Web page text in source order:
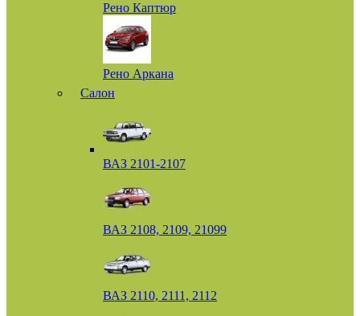
Рено Каптюр
Рено Аркана
Салон
ВАЗ 2101-2107
ВАЗ 2108, 2109, 21099
ВАЗ 2110, 2111, 2112